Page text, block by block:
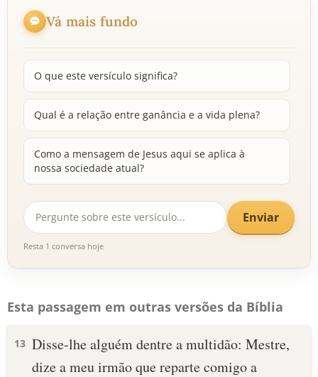
Vá mais fundo
O que este versículo significa?
Qual é a relação entre ganância e a vida plena?
Como a mensagem de Jesus aqui se aplica à
nossa sociedade atual?
Enviar
Resta 1 conversa hoje
Esta passagem em outras versões da Bíblia
13 Disse-lhe alguém dentre a multidão: Mestre,
dize a meu irmão que reparte comigo a